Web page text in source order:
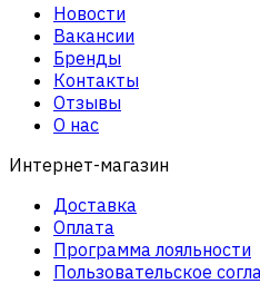
Новости
Вакансии
Бренды
Контакты
Отзывы
О нас
Интернет-магазин
Доставка
Оплата
Программа лояльности
Пользовательское